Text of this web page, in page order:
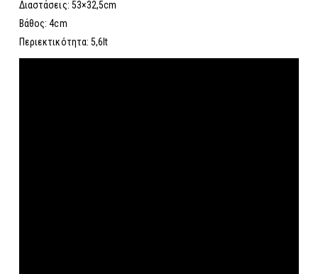
Διαστάσεις: 53×32,5cm
Βάθος: 4cm
Περιεκτικότητα: 5,6lt